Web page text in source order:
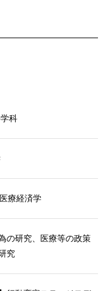
科
療経済学
の研究、医療等の政策
究